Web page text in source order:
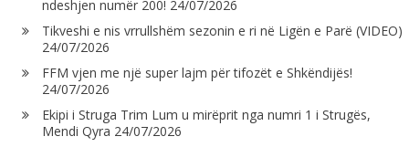
ndeshjen numër 200! 24/07/2026
Tikveshi e nis vrrullshëm sezonin e ri në Ligën e Parë (VIDEO)
24/07/2026
FFM vjen me një super lajm për tifozët e Shkëndijës!
24/07/2026
Ekipi i Struga Trim Lum u mirëprit nga numri 1 i Strugës,
Mendi Qyra 24/07/2026